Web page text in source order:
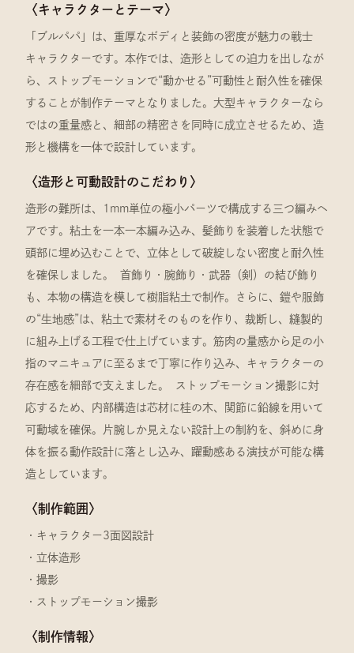
〈キャラクターとテーマ〉
「ブルパパ」は、重厚なボディと装飾の密度が魅力の戦士
キャラクターです。本作では、造形としての迫力を出しなが
ら、ストップモーションで“動かせる”可動性と耐久性を確保
することが制作テーマとなりました。大型キャラクターなら
ではの重量感と、細部の精密さを同時に成立させるため、造
形と機構を一体で設計しています。
〈造形と可動設計のこだわり〉
造形の難所は、1mm単位の極小パーツで構成する三つ編みヘ
アです。粘土を一本一本編み込み、髪飾りを装着した状態で
頭部に埋め込むことで、立体として破綻しない密度と耐久性
を確保しました。 首飾り・腕飾り・武器（剣）の結び飾り
も、本物の構造を模して樹脂粘土で制作。さらに、鎧や服飾
の“生地感”は、粘土で素材そのものを作り、裁断し、縫製的
に組み上げる工程で仕上げています。筋肉の量感から足の小
指のマニキュアに至るまで丁寧に作り込み、キャラクターの
存在感を細部で支えました。 ストップモーション撮影に対
応するため、内部構造は芯材に桂の木、関節に鉛線を用いて
可動域を確保。片腕しか見えない設計上の制約を、斜めに身
体を振る動作設計に落とし込み、躍動感ある演技が可能な構
造としています。
〈制作範囲〉
・キャラクター3面図設計
・立体造形
・撮影
・ストップモーション撮影
〈制作情報〉